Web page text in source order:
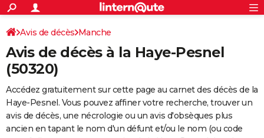
ACTUALITÉS
Politique
Société
Faits Divers
Education
Monde
Villes
+
SPORT
Coupe du monde 2026
Football
Tennis
Cyclisme
Rugby
Forum
FINANCE
Retraite
Impôts
Epargne
Immobilier
Risques naturels par ville
Banque
Assurance
Crédit
AUTO
Essais
Réserver un essai
Citadines
Berlines
SUV
Forum auto
+
HIGH-TECH
Avis de décès Manche
Avis de décès à la Haye-Pesnel
(50320)
Accédez gratuitement sur cette page au carnet des décès de la
Haye-Pesnel. Vous pouvez affiner votre recherche, trouver un
avis de décès, une nécrologie ou un avis d'obsèques plus
ancien en tapant le nom d'un défunt et/ou le nom (ou code